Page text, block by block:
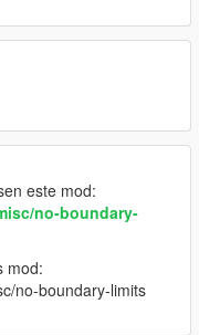
este mod:
no-boundary-
mod:
no-boundary-limits